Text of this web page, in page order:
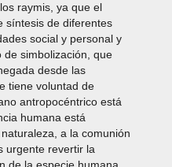
raymis, ya que el
síntesis de diferentes
social y personal y
de simbolización, que
desde las
tiene voluntad de
antropocéntrico está
humana está
a la comunión
urgente revertir la